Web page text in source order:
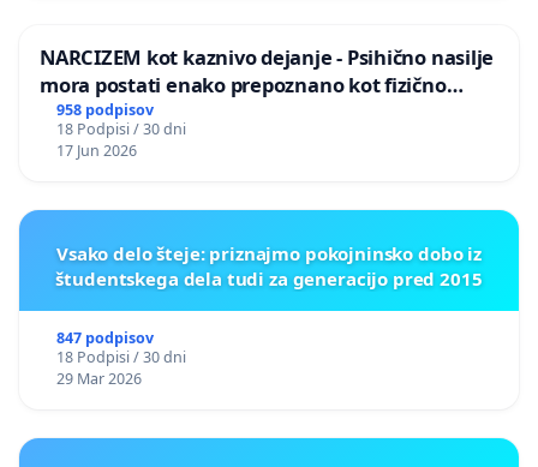
NARCIZEM kot kaznivo dejanje - Psihično nasilje
mora postati enako prepoznano kot fizično
nasilje
958 podpisov
18 Podpisi / 30 dni
17 Jun 2026
Vsako delo šteje: priznajmo pokojninsko dobo iz
študentskega dela tudi za generacijo pred 2015
847 podpisov
18 Podpisi / 30 dni
29 Mar 2026